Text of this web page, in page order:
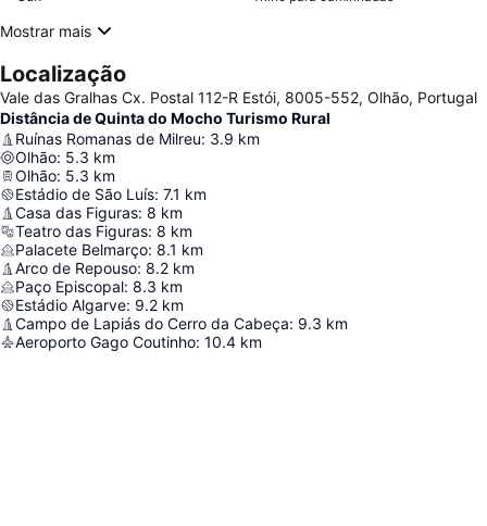
Mostrar mais
Localização
Vale das Gralhas Cx. Postal 112-R Estói, 8005-552, Olhão, Portugal
Distância de Quinta do Mocho Turismo Rural
Ruínas Romanas de Milreu: 3.9 km
Olhão: 5.3 km
Olhão: 5.3 km
Estádio de São Luís: 7.1 km
Casa das Figuras: 8 km
Teatro das Figuras: 8 km
Palacete Belmarço: 8.1 km
Arco de Repouso: 8.2 km
Paço Episcopal: 8.3 km
Estádio Algarve: 9.2 km
Campo de Lapiás do Cerro da Cabeça: 9.3 km
Aeroporto Gago Coutinho: 10.4 km